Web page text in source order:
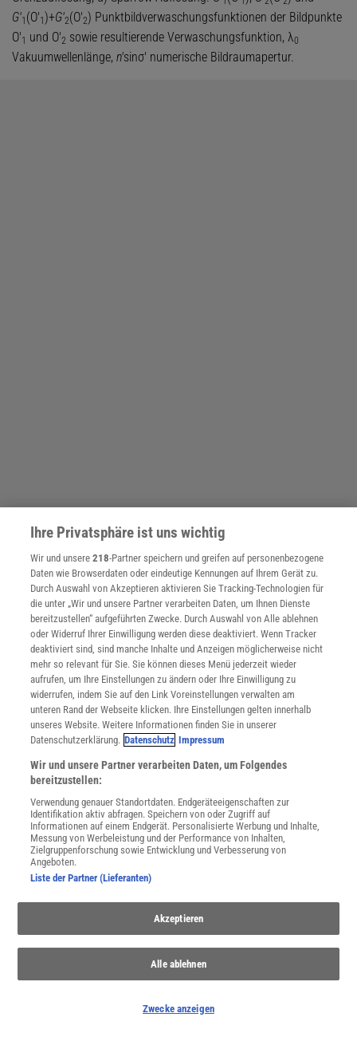
G'1 (O'1 )+G'2(O'2) Punktbildverwaschungsfunktionen der Bildpunkte
O'1 und O'2 sowie resultierende Verwaschungsfunktion, λ0
Vakuumwellenlänge, n'sinσ' numerische Bildraumapertur.
Auflösungsvermögen 2:Einfluß der Kohärenz auf die Auflösung
von Doppelpunkten. γ12 Kohärenzgrad,B'resultierende
Verwaschungsfunktion, ik inkohärent, pk partiell kohärent, k
kohärent, λ Vakuumwellenlänge,
Bildraumapertur.
Ihre Privatsphäre ist uns wichtig
Wir und unsere218-Partner speichern und greifen auf personenbezogene
Daten wie Browserdaten oder eindeutige Kennungen auf Ihrem Gerät zu.
Durch Auswahl von Akzeptieren aktivieren Sie Tracking-Technologien für
die unter „Wir und unsere Partner verarbeiten Daten, um Ihnen Dienste
bereitzustellen“ aufgeführten Zwecke. Durch Auswahl von Alle ablehnen
oder Widerruf Ihrer Einwilligung werden diese deaktiviert. Wenn Tracker
deaktiviert sind, sind manche Inhalte und Anzeigen möglicherweise nicht
mehr so relevant für Sie. Sie können dieses Menü jederzeit wieder
aufrufen, um Ihre Einstellungen zu ändern oder Ihre Einwilligung zu
widerrufen, indem Sie auf den Link Voreinstellungen verwalten am
unteren Rand der Webseite klicken. Ihre Einstellungen gelten innerhalb
unseres Website. Weitere Informationen finden Sie in unserer
Datenschutzerklärung. Datenschutz Impressum
Wir und unsere Partner verarbeiten Daten, um Folgendes
bereitzustellen:
Verwendung genauer Standortdaten. Endgeräteeigenschaften zur
Identifikation aktiv abfragen. Speichern von oder Zugriff auf
Informationen auf einem Endgerät. Personalisierte Werbung und Inhalte,
Messung von Werbeleistung und der Performance von Inhalten,
Zielgruppenforschung sowie Entwicklung und Verbesserung von
Angeboten.
Liste der Partner (Lieferanten)
Akzeptieren
Alle ablehnen
Zwecke anzeigen